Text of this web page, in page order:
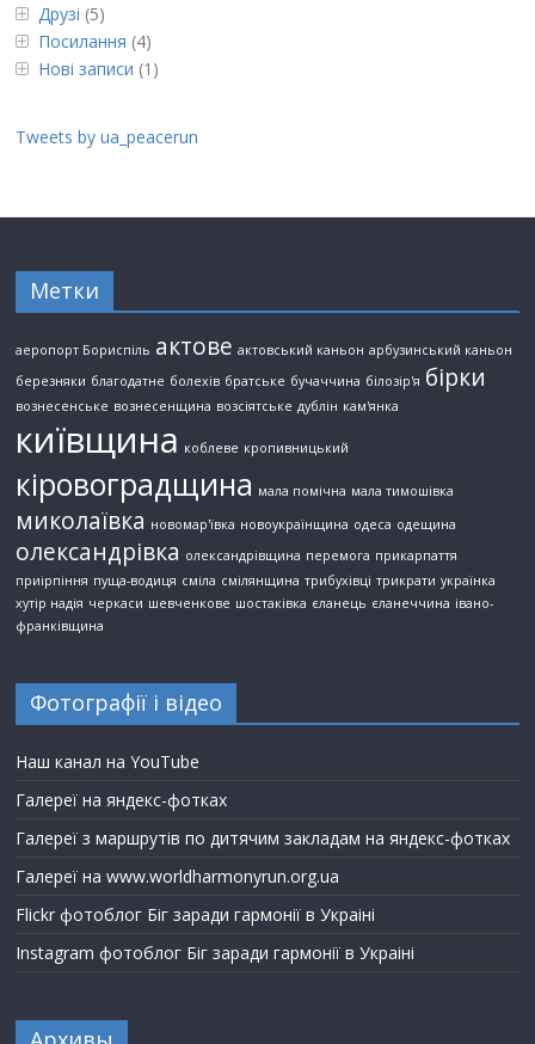
Друзі (5)
Посилання (4)
Нові записи (1)
Tweets by ua_peacerun
Метки
аеропорт Бориспіль актове актовський каньон арбузинський каньон
березняки благодатне болехів братське бучаччина білозір'я бірки
вознесенське вознесенщина возсіятське дублін кам'янка
київщина коблеве кропивницький
кіровоградщина мала помічна мала тимошівка
миколаївка новомар'ївка новоукраїнщина одеса одещина
олександрівка олександрівщина перемога прикарпаття
приірпіння пуща-водиця сміла смілянщина трибухівці трикрати українка
хутір надія черкаси шевченкове шостаківка єланець єланеччина івано-
франківщина
Фотографії і відео
Наш канал на YouTube
Галереї на яндекс-фотках
Галереї з маршрутів по дитячим закладам на яндекс-фотках
Галереї на www.worldharmonyrun.org.ua
Flickr фотоблог Біг заради гармонії в Украіні
Instagram фотоблог Біг заради гармонії в Украіні